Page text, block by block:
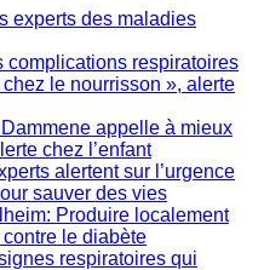
experts des maladies
complications respiratoires
le nourrisson », alerte
appelle à mieux
chez l’enfant
alertent sur l’urgence
sauver des vies
Produire localement
le diabète
respiratoires qui